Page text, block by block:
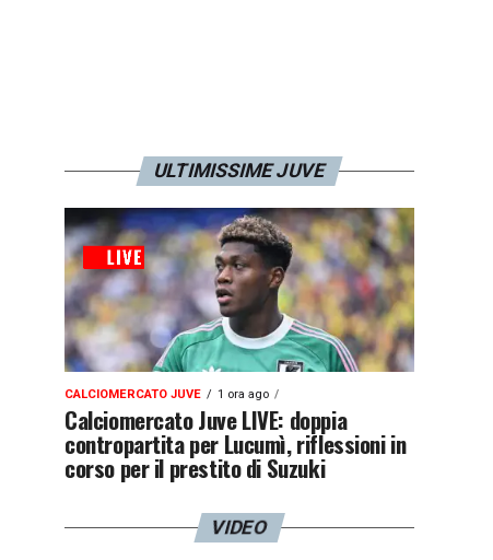
ULTIMISSIME JUVE
CALCIOMERCATO JUVE 1 ora ago
Calciomercato Juve LIVE: doppia
contropartita per Lucumì, riflessioni in
corso per il prestito di Suzuki
VIDEO